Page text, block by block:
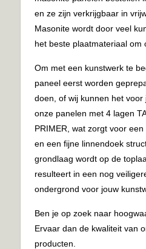
en ze zijn verkrijgbaar in
Masonite wordt door veel
het beste plaatmateriaal om
Om met een kunstwerk te
paneel eerst worden
doen, of wij kunnen het voor
onze panelen met 4 lagen
PRIMER, wat zorgt voor
en een fijne linnendoek
grondlaag wordt op de
resulteert in een nog
ondergrond voor jouw
Ben je op zoek naar
Ervaar dan de kwaliteit van
producten.